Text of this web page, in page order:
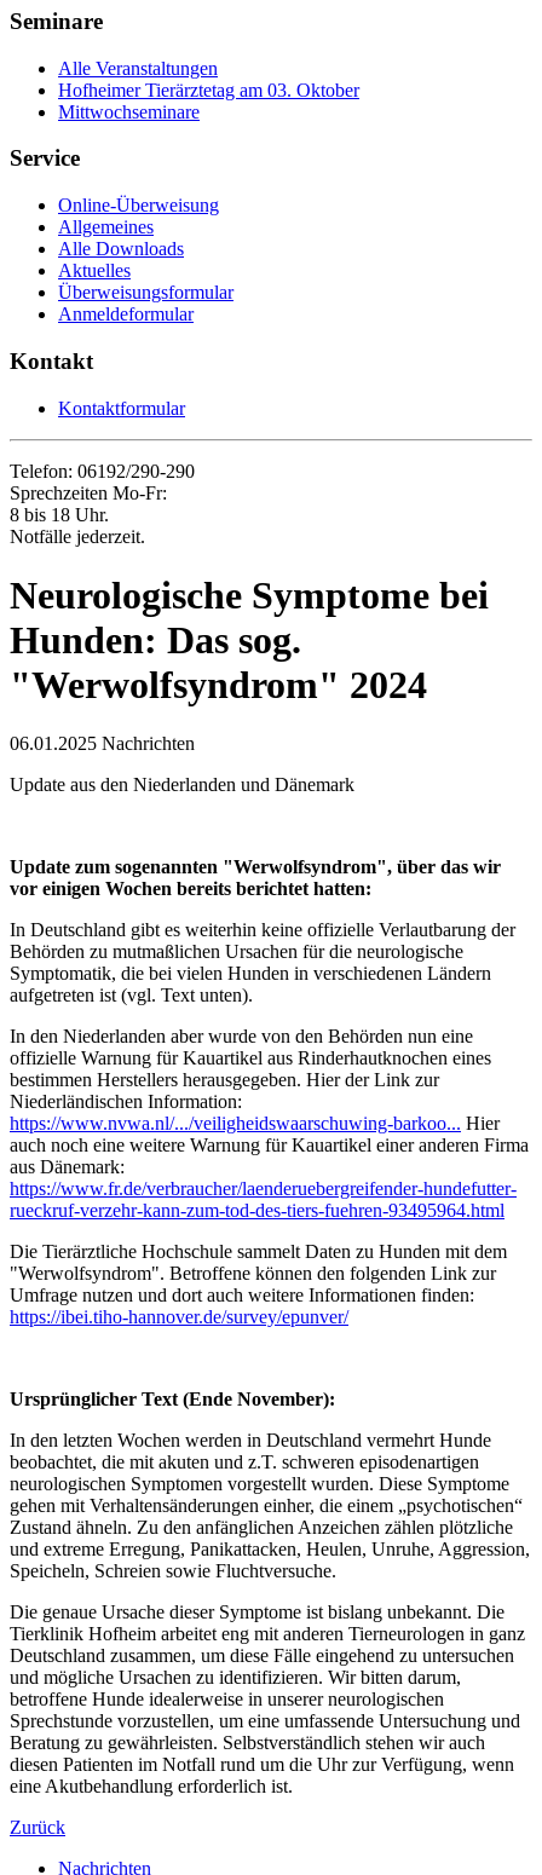
Seminare
Alle Veranstaltungen
Hofheimer Tierärztetag am 03. Oktober
Mittwochseminare
Service
Online-Überweisung
Allgemeines
Alle Downloads
Aktuelles
Überweisungsformular
Anmeldeformular
Kontakt
Kontaktformular
Telefon: 06192/290-290
Sprechzeiten Mo-Fr:
8 bis 18 Uhr.
Notfälle jederzeit.
Neurologische Symptome bei
Hunden: Das sog.
"Werwolfsyndrom" 2024
06.01.2025 Nachrichten
Update aus den Niederlanden und Dänemark
Update zum sogenannten "Werwolfsyndrom", über das wir
vor einigen Wochen bereits berichtet hatten:
In Deutschland gibt es weiterhin keine offizielle Verlautbarung der
Behörden zu mutmaßlichen Ursachen für die neurologische
Symptomatik, die bei vielen Hunden in verschiedenen Ländern
aufgetreten ist (vgl. Text unten).
In den Niederlanden aber wurde von den Behörden nun eine
offizielle Warnung für Kauartikel aus Rinderhautknochen eines
bestimmen Herstellers herausgegeben. Hier der Link zur
Niederländischen Information:
https://www.nvwa.nl/.../veiligheidswaarschuwing-barkoo... Hier
auch noch eine weitere Warnung für Kauartikel einer anderen Firma
aus Dänemark:
https://www.fr.de/verbraucher/laenderuebergreifender-hundefutter-
rueckruf-verzehr-kann-zum-tod-des-tiers-fuehren-93495964.html
Die Tierärztliche Hochschule sammelt Daten zu Hunden mit dem
"Werwolfsyndrom". Betroffene können den folgenden Link zur
Umfrage nutzen und dort auch weitere Informationen finden:
https://ibei.tiho-hannover.de/survey/epunver/
Ursprünglicher Text (Ende November):
In den letzten Wochen werden in Deutschland vermehrt Hunde
beobachtet, die mit akuten und z.T. schweren episodenartigen
neurologischen Symptomen vorgestellt wurden. Diese Symptome
gehen mit Verhaltensänderungen einher, die einem „psychotischen“
Zustand ähneln. Zu den anfänglichen Anzeichen zählen plötzliche
und extreme Erregung, Panikattacken, Heulen, Unruhe, Aggression,
Speicheln, Schreien sowie Fluchtversuche.
Die genaue Ursache dieser Symptome ist bislang unbekannt. Die
Tierklinik Hofheim arbeitet eng mit anderen Tierneurologen in ganz
Deutschland zusammen, um diese Fälle eingehend zu untersuchen
und mögliche Ursachen zu identifizieren. Wir bitten darum,
betroffene Hunde idealerweise in unserer neurologischen
Sprechstunde vorzustellen, um eine umfassende Untersuchung und
Beratung zu gewährleisten. Selbstverständlich stehen wir auch
diesen Patienten im Notfall rund um die Uhr zur Verfügung, wenn
eine Akutbehandlung erforderlich ist.
Zurück
Nachrichten